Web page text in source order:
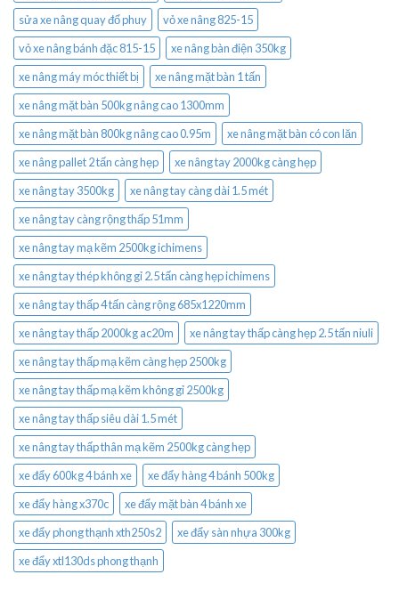
sửa xe nâng quay đổ phuy
vỏ xe nâng 825-15
vỏ xe nâng bánh đặc 815-15
xe nâng bàn điện 350kg
xe nâng máy móc thiết bị
xe nâng mặt bàn 1 tấn
xe nâng mặt bàn 500kg nâng cao 1300mm
xe nâng mặt bàn 800kg nâng cao 0.95m
xe nâng mặt bàn có con lăn
xe nâng pallet 2 tấn càng hẹp
xe nâng tay 2000kg càng hẹp
xe nâng tay 3500kg
xe nâng tay càng dài 1.5 mét
xe nâng tay càng rộng thấp 51mm
xe nâng tay mạ kẽm 2500kg ichimens
xe nâng tay thép không gỉ 2.5 tấn càng hẹp ichimens
xe nâng tay thấp 4 tấn càng rộng 685x1220mm
xe nâng tay thấp 2000kg ac20m
xe nâng tay thấp càng hẹp 2.5 tấn niuli
xe nâng tay thấp mạ kẽm càng hẹp 2500kg
xe nâng tay thấp mạ kẽm không gỉ 2500kg
xe nâng tay thấp siêu dài 1.5 mét
xe nâng tay thấp thân mạ kẽm 2500kg càng hẹp
xe đẩy 600kg 4 bánh xe
xe đẩy hàng 4 bánh 500kg
xe đẩy hàng x370c
xe đẩy mặt bàn 4 bánh xe
xe đẩy phong thạnh xth250s2
xe đẩy sàn nhựa 300kg
xe đẩy xtl130ds phong thạnh